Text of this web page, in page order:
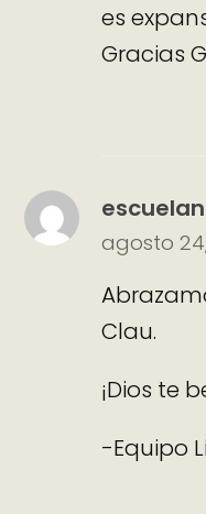
es
Gracias
agosto
Clau.
¡Dios te
-Equipo